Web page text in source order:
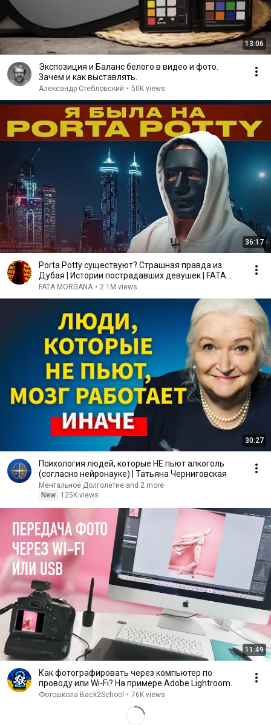
13:06
Экспозиция и Баланс белого в видео и фото.
Зачем и как выставлять.
Александр Стебловский • 50K views
36:17
Porta Potty существуют? Страшная правда из
Дубая | Истории пострадавших девушек | FATA
MORGANA
FATA MORGANA • 2.1M views
30:27
Психология людей, которые НЕ пьют алкоголь
(согласно нейронауке) | Татьяна Черниговская
Ментальное Долголетие and 2 more
New
125K views
11:49
Как фотографировать через компьютер по
проводу или Wi-Fi? На примере Adobe Lightroom.
Фотошкола Back2School • 76K views